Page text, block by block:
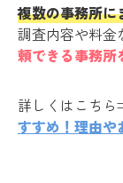
複数の事務所に
調査内容や料金
頼できる事務所
詳しくはこち
すすめ！理由や